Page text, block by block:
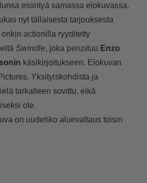
esiintyä samassa elokuvassa.
nyt tällaisesta tarjouksesta
actionilla ryyditetty
Swindle, joka perustuu Enzo
käsikirjoitukseen. Elokuvan
Yksityiskohdista ja
tarkalleen sovittu, eikä
ole.
on uudehko aluevaltaus toisin